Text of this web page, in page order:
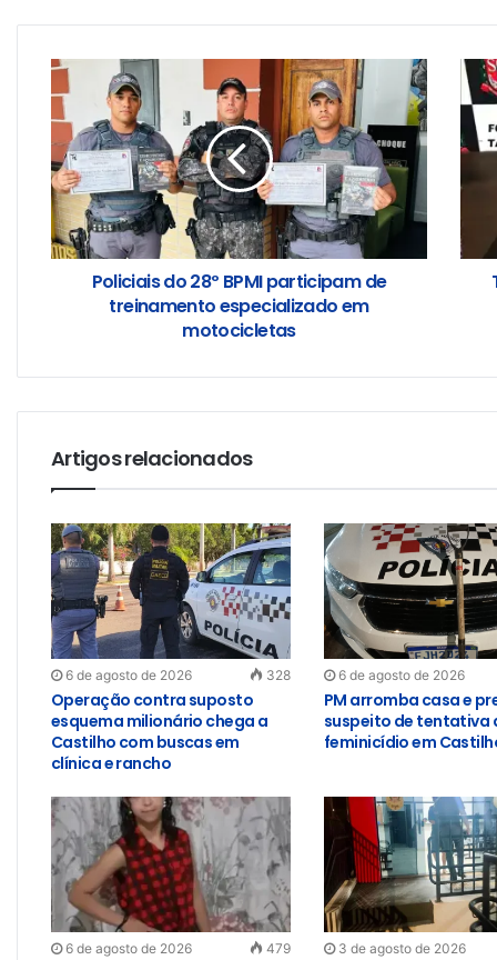
Policiais do 28º BPMI participam de
treinamento especializado em
motocicletas
Artigos relacionados
6 de agosto de 2026 328
Operação contra suposto
esquema milionário chega a
Castilho com buscas em
clínica e rancho
6 de agosto de 2026
PM arromba casa e
suspeito de tentativa
feminicídio em
6 de agosto de 2026 479 3 de agosto de 2026